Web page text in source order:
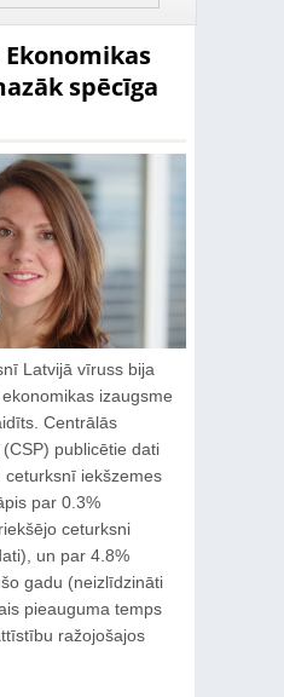
spēcīga
Latvijā vīruss bija
izaugsme
Centrālās
publicētie dati
iekšzemes
par 0.3%
ceturksni
un par 4.8%
gadu (neizlīdzināti
pieauguma temps
ražojošajos